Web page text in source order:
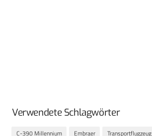
Verwendete Schlagwörter
C-390 Millennium Embraer Transportflugzeug